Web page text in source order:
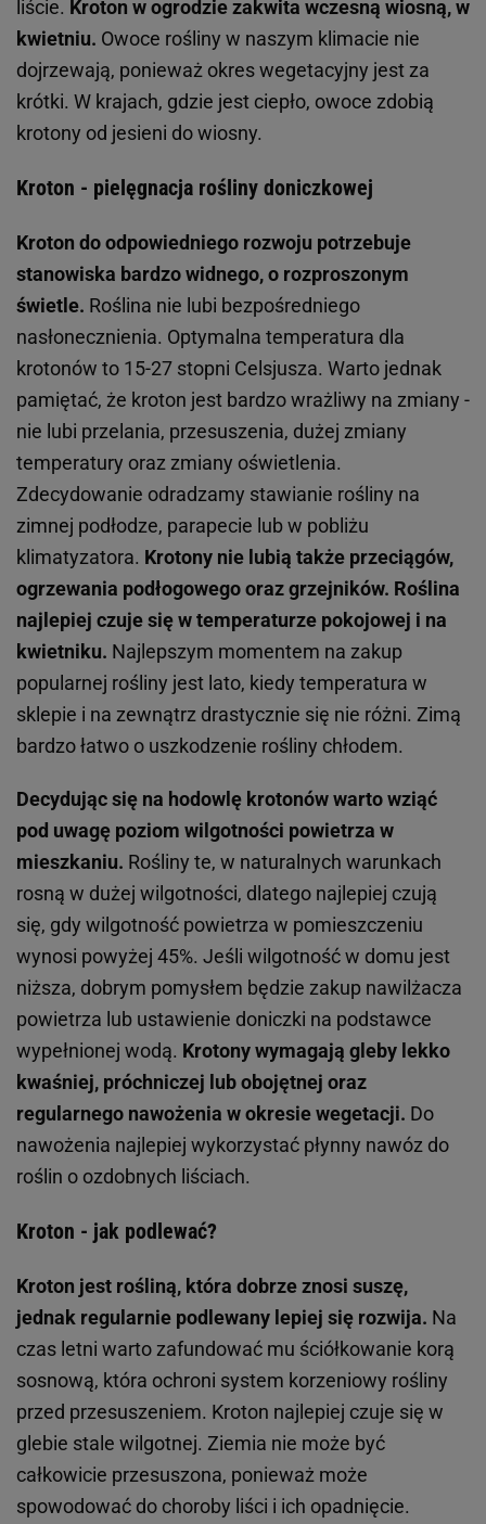
liście. Kroton w ogrodzie zakwita wczesną wiosną, w
kwietniu. Owoce rośliny w naszym klimacie nie
dojrzewają, ponieważ okres wegetacyjny jest za
krótki. W krajach, gdzie jest ciepło, owoce zdobią
krotony od jesieni do wiosny.
Kroton - pielęgnacja rośliny doniczkowej
Kroton do odpowiedniego rozwoju potrzebuje
stanowiska bardzo widnego, o rozproszonym
świetle. Roślina nie lubi bezpośredniego
nasłonecznienia. Optymalna temperatura dla
krotonów to 15-27 stopni Celsjusza. Warto jednak
pamiętać, że kroton jest bardzo wrażliwy na zmiany -
nie lubi przelania, przesuszenia, dużej zmiany
temperatury oraz zmiany oświetlenia.
Zdecydowanie odradzamy stawianie rośliny na
zimnej podłodze, parapecie lub w pobliżu
klimatyzatora. Krotony nie lubią także przeciągów,
ogrzewania podłogowego oraz grzejników. Roślina
najlepiej czuje się w temperaturze pokojowej i na
kwietniku. Najlepszym momentem na zakup
popularnej rośliny jest lato, kiedy temperatura w
sklepie i na zewnątrz drastycznie się nie różni. Zimą
bardzo łatwo o uszkodzenie rośliny chłodem.
Decydując się na hodowlę krotonów warto wziąć
pod uwagę poziom wilgotności powietrza w
mieszkaniu. Rośliny te, w naturalnych warunkach
rosną w dużej wilgotności, dlatego najlepiej czują
się, gdy wilgotność powietrza w pomieszczeniu
wynosi powyżej 45%. Jeśli wilgotność w domu jest
niższa, dobrym pomysłem będzie zakup nawilżacza
powietrza lub ustawienie doniczki na podstawce
wypełnionej wodą. Krotony wymagają gleby lekko
kwaśniej, próchniczej lub obojętnej oraz
regularnego nawożenia w okresie wegetacji. Do
nawożenia najlepiej wykorzystać płynny nawóz do
roślin o ozdobnych liściach.
Kroton - jak podlewać?
Kroton jest rośliną, która dobrze znosi suszę,
jednak regularnie podlewany lepiej się rozwija. Na
czas letni warto zafundować mu ściółkowanie korą
sosnową, która ochroni system korzeniowy rośliny
przed przesuszeniem. Kroton najlepiej czuje się w
glebie stale wilgotnej. Ziemia nie może być
całkowicie przesuszona, ponieważ może
spowodować do choroby liści i ich opadnięcie.